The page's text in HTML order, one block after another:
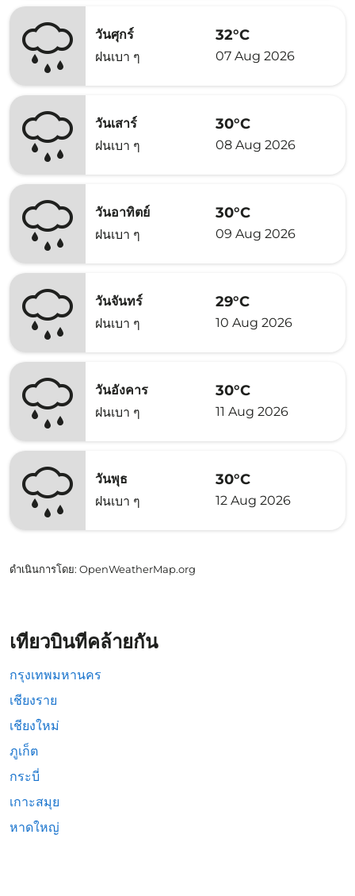
วันศุกร์
ฝนเบา ๆ
32°C
07 Aug 2026
วันเสาร์
ฝนเบา ๆ
30°C
08 Aug 2026
วันอาทิตย์
ฝนเบา ๆ
30°C
09 Aug 2026
วันจันทร์
ฝนเบา ๆ
29°C
10 Aug 2026
วันอังคาร
ฝนเบา ๆ
30°C
11 Aug 2026
วันพุธ
ฝนเบา ๆ
30°C
12 Aug 2026
ดำเนินการโดย: OpenWeatherMap.org
เที่ยวบินที่คล้ายกัน
กรุงเทพมหานคร
เชียงราย
เชียงใหม่
ภูเก็ต
กระบี่
เกาะสมุย
หาดใหญ่